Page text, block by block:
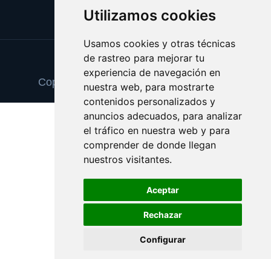
Utilizamos cookies
Usamos cookies y otras técnicas
de rastreo para mejorar tu
experiencia de navegación en
nuestra web, para mostrarte
contenidos personalizados y
anuncios adecuados, para analizar
el tráfico en nuestra web y para
comprender de donde llegan
nuestros visitantes.
Aceptar
Rechazar
Configurar
Update cookies preferences
Copyright © 2025 decoracionvinilos.com